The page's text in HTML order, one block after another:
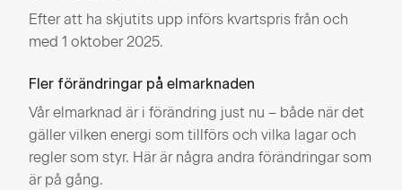
Efter att ha skjutits upp införs kvartspris från och
med 1 oktober 2025.
Fler förändringar på elmarknaden
Vår elmarknad är i förändring just nu – både när det
gäller vilken energi som tillförs och vilka lagar och
regler som styr. Här är några andra förändringar som
är på gång.